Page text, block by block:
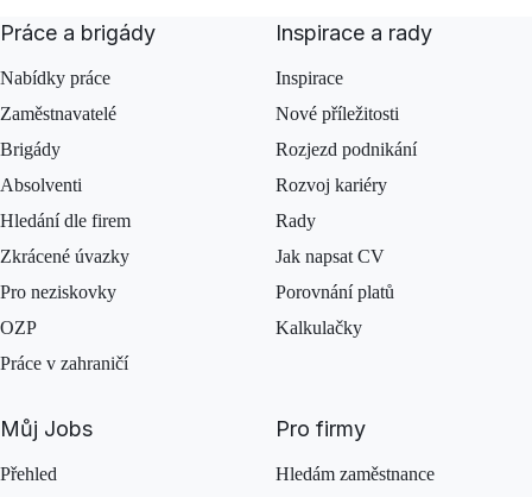
Práce a brigády
Nabídky práce
Zaměstnavatelé
Brigády
Absolventi
Hledání dle firem
Zkrácené úvazky
Pro neziskovky
OZP
Práce v zahraničí
Inspirace a rady
Inspirace
Nové příležitosti
Rozjezd podnikání
Rozvoj kariéry
Rady
Jak napsat CV
Porovnání platů
Kalkulačky
Můj Jobs
Přehled
Pro firmy
Hledám zaměstnance